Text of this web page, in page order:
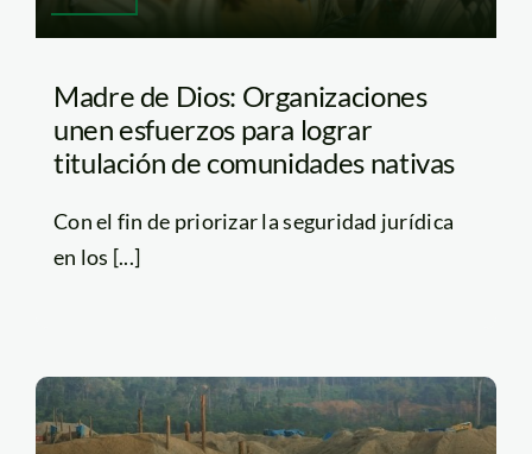
Madre de Dios: Organizaciones
unen esfuerzos para lograr
titulación de comunidades nativas
Con el fin de priorizar la seguridad jurídica
en los [...]